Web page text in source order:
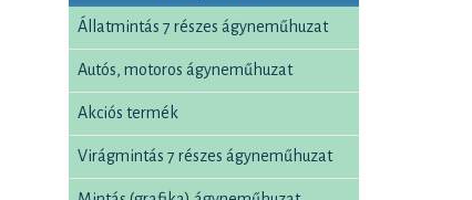
Állatmintás 7 részes ágyneműhuzat
Autós, motoros ágyneműhuzat
Akciós termék
Virágmintás 7 részes ágyneműhuzat